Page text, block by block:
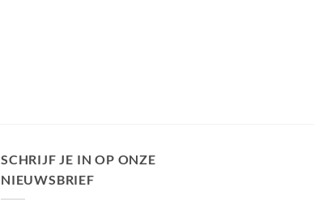
SCHRIJF JE IN OP ONZE
NIEUWSBRIEF